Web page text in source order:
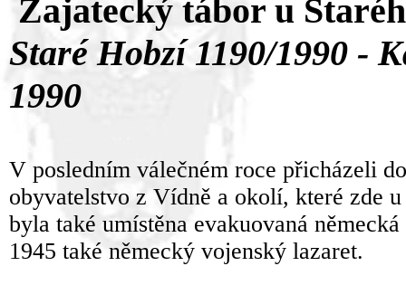
Zajatecký tábor u
Staré Hobzí 1190/1990 -
1990
V posledním válečném roce přicházeli
obyvatelstvo z Vídně a okolí, které zde
byla také umístěna evakuovaná
1945 také německý vojenský lazaret.